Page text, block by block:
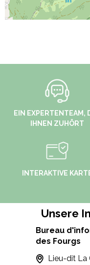
EIN EXPERTENTEAM,
IHNEN ZUHÖRT
INTERAKTIVE
Unsere
Bureau
des Fourgs
Lieu-dit La